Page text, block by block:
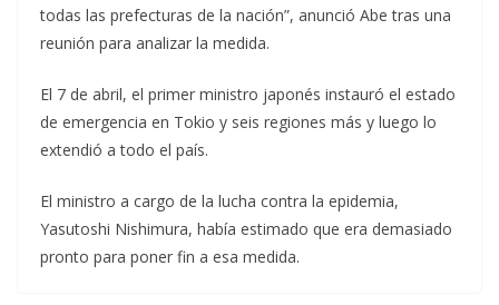
todas las prefecturas de la nación”, anunció Abe tras una
reunión para analizar la medida.
El 7 de abril, el primer ministro japonés instauró el estado
de emergencia en Tokio y seis regiones más y luego lo
extendió a todo el país.
El ministro a cargo de la lucha contra la epidemia,
Yasutoshi Nishimura, había estimado que era demasiado
pronto para poner fin a esa medida.